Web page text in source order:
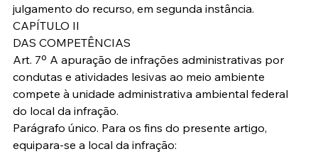
julgamento do recurso, em segunda instância.
CAPÍTULO II
DAS COMPETÊNCIAS
Art. 7º A apuração de infrações administrativas por
condutas e atividades lesivas ao meio ambiente
compete à unidade administrativa ambiental federal
do local da infração.
Parágrafo único. Para os fins do presente artigo,
equipara-se a local da infração: